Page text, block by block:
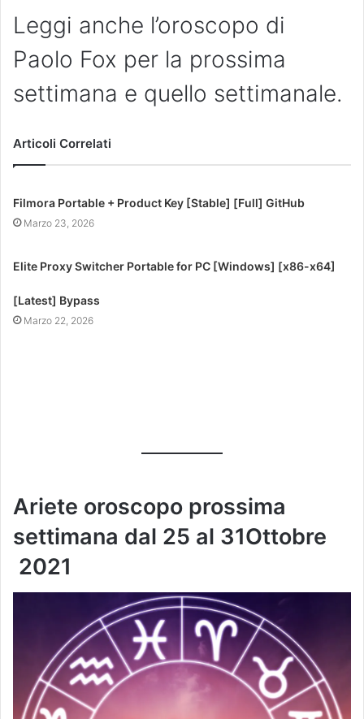
Leggi anche l’oroscopo di
Paolo Fox per la prossima
settimana e quello settimanale.
Articoli Correlati
Filmora Portable + Product Key [Stable] [Full] GitHub
Marzo 23, 2026
Elite Proxy Switcher Portable for PC [Windows] [x86-x64]
[Latest] Bypass
Marzo 22, 2026
Ariete oroscopo prossima
settimana dal 25 al 31Ottobre
2021